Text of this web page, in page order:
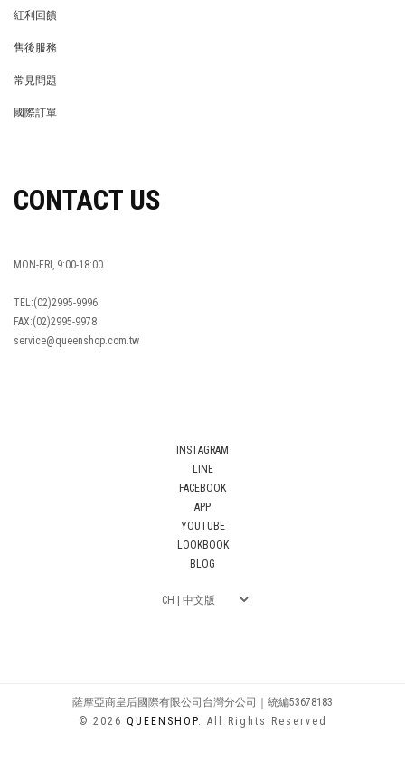
紅利回饋
售後服務
常見問題
國際訂單
CONTACT US
MON-FRI, 9:00-18:00
TEL:(02)2995-9996
FAX:(02)2995-9978
service@queenshop.com.tw
INSTAGRAM
LINE
FACEBOOK
APP
YOUTUBE
LOOKBOOK
BLOG
薩摩亞商皇后國際有限公司台灣分公司｜統編53678183
© 2026 QUEENSHOP. All Rights Reserved